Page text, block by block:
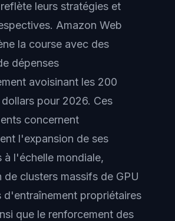
leurs stratégies et
Amazon Web
la course avec des
dépenses
avoisinant les 200
pour 2026. Ces
concernent
l'expansion de ses
à l'échelle mondiale,
de clusters massifs de GPU
d'entraînement propriétaires
que le renforcement des